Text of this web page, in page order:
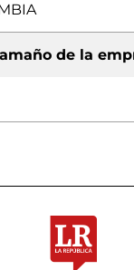
de la